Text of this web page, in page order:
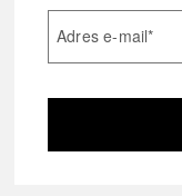
Adres e-mail*